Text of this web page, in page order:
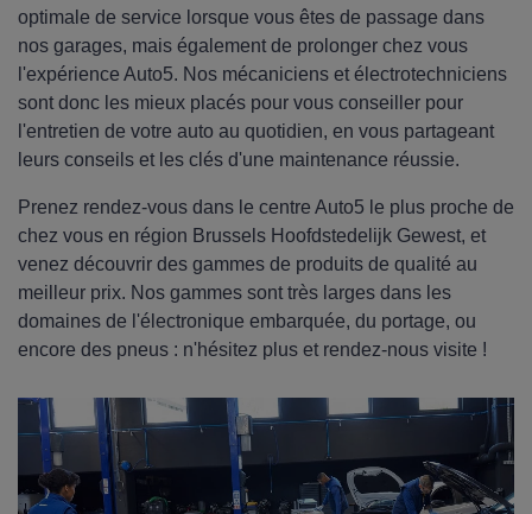
optimale de service lorsque vous êtes de passage dans
nos garages, mais également de prolonger chez vous
l'expérience Auto5. Nos mécaniciens et électrotechniciens
sont donc les mieux placés pour vous conseiller pour
l'entretien de votre auto au quotidien, en vous partageant
leurs conseils et les clés d'une maintenance réussie.
Prenez rendez-vous dans le centre Auto5 le plus proche de
chez vous en région Brussels Hoofdstedelijk Gewest, et
venez découvrir des gammes de produits de qualité au
meilleur prix. Nos gammes sont très larges dans les
domaines de l'électronique embarquée, du portage, ou
encore des pneus : n'hésitez plus et rendez-nous visite !